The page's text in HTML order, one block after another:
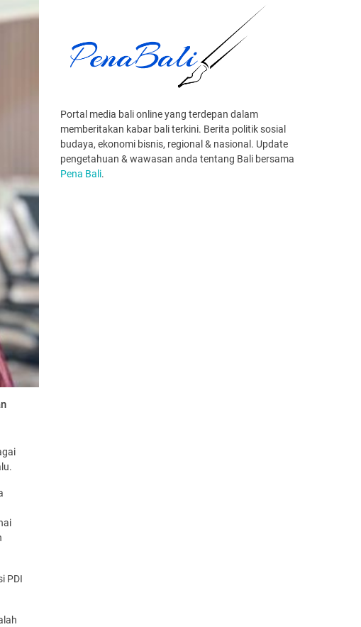
PDI
Portal media bali online yang terdepan dalam
memberitakan kabar bali terkini. Berita politik sosial
budaya, ekonomi bisnis, regional & nasional. Update
pengetahuan & wawasan anda tentang Bali bersama
Pena Bali.